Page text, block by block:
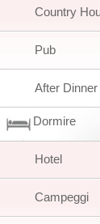
Country
Pub
After Dinner
Dormire
Hotel
Campeggi